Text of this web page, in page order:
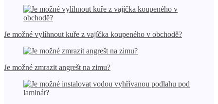
Je možné vylíhnout kuře z vajíčka koupeného v obchodě?
Je možné zmrazit angrešt na zimu?